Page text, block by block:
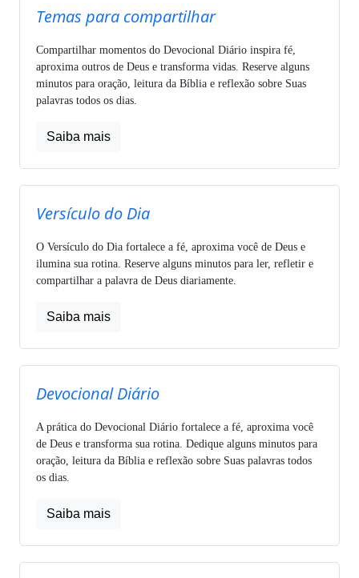
Temas para compartilhar
Compartilhar momentos do Devocional Diário inspira fé,
aproxima outros de Deus e transforma vidas. Reserve alguns
minutos para oração, leitura da Bíblia e reflexão sobre Suas
palavras todos os dias.
Saiba mais
Versículo do Dia
O Versículo do Dia fortalece a fé, aproxima você de Deus e
ilumina sua rotina. Reserve alguns minutos para ler, refletir e
compartilhar a palavra de Deus diariamente.
Saiba mais
Devocional Diário
A prática do Devocional Diário fortalece a fé, aproxima você
de Deus e transforma sua rotina. Dedique alguns minutos para
oração, leitura da Bíblia e reflexão sobre Suas palavras todos
os dias.
Saiba mais